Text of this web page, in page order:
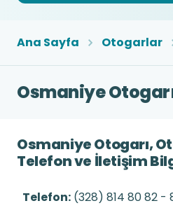
Ana Sayfa Otogarlar
Osmaniye
Osmaniye Otogarı,
Telefon ve İletişim
Telefon: (328) 814 80 82 -